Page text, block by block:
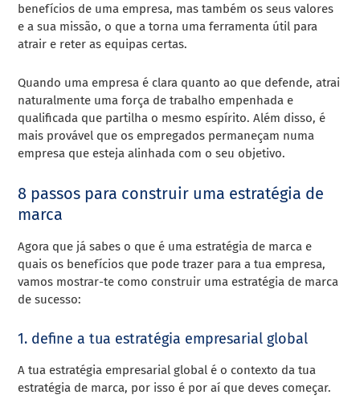
benefícios de uma empresa, mas também os seus valores
e a sua missão, o que a torna uma ferramenta útil para
atrair e reter as equipas certas.
Quando uma empresa é clara quanto ao que defende, atrai
naturalmente uma força de trabalho empenhada e
qualificada que partilha o mesmo espírito. Além disso, é
mais provável que os empregados permaneçam numa
empresa que esteja alinhada com o seu objetivo.
8 passos para construir uma estratégia de
marca
Agora que já sabes o que é uma estratégia de marca e
quais os benefícios que pode trazer para a tua empresa,
vamos mostrar-te como construir uma estratégia de marca
de sucesso:
1. define a tua estratégia empresarial global
A tua estratégia empresarial global é o contexto da tua
estratégia de marca, por isso é por aí que deves começar.